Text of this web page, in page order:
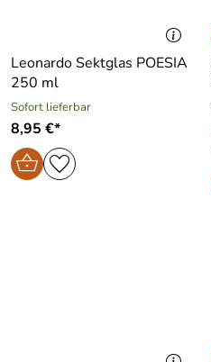
Leonardo Sektglas POESIA
250 ml
Sofort lieferbar
8,95 €*